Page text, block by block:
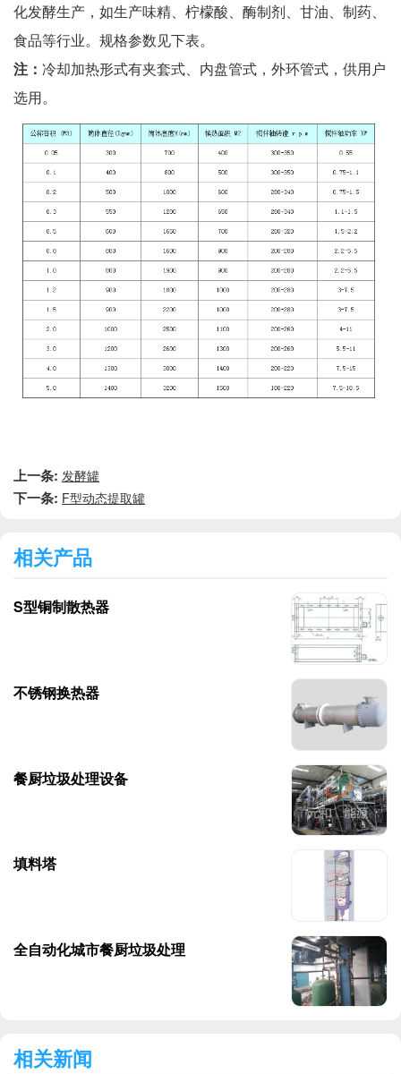
化发酵生产，如生产味精、柠檬酸、酶制剂、甘油、制药、
食品等行业。规格参数见下表。
注： 冷却加热形式有夹套式、内盘管式，外环管式，供用户
选用。
上一条: 发酵罐
下一条: F型动态提取罐
相关产品
S型铜制散热器
不锈钢换热器
餐厨垃圾处理设备
填料塔
全自动化城市餐厨垃圾处理
相关新闻